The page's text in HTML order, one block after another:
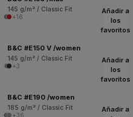
145 g/m² / Classic Fit
+16
Añadir a
los
favoritos
B&C #E150 V /women
145 g/m² / Classic Fit
+3
Añadir a
los
favoritos
B&C #E190 /women
185 g/m² / Classic Fit
+36
Añadir a